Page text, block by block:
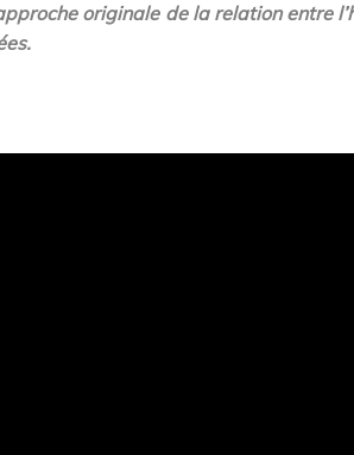
originale de la relation entre